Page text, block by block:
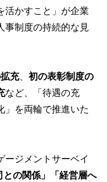
活かすこと」が企業
事制度の持続的な見
充、 初の表彰制度の
など、「待遇の充
」を両輪で推進いた
ージメントサーベイ
との関係」「経営層へ